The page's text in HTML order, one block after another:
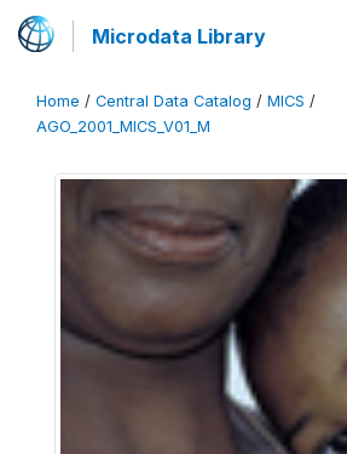
Microdata Library
Home / Central Data Catalog / MICS /
AGO_2001_MICS_V01_M